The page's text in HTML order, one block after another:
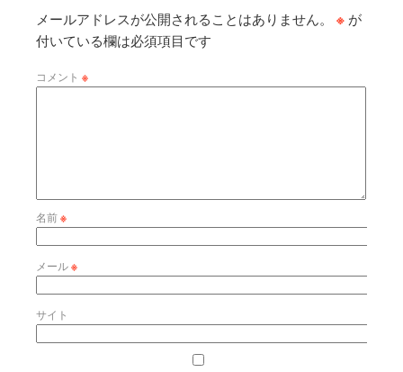
メールアドレスが公開されることはありません。 ※ が
付いている欄は必須項目です
コメント ※
名前※
メール※
サイト